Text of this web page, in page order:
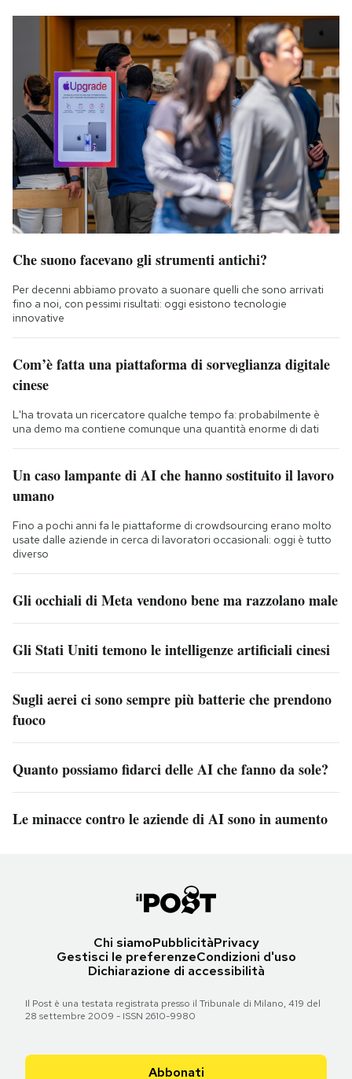
Che suono facevano gli strumenti antichi?
Per decenni abbiamo provato a suonare quelli che sono arrivati
fino a noi, con pessimi risultati: oggi esistono tecnologie
innovative
Com’è fatta una piattaforma di sorveglianza digitale
cinese
L'ha trovata un ricercatore qualche tempo fa: probabilmente è
una demo ma contiene comunque una quantità enorme di dati
Un caso lampante di AI che hanno sostituito il lavoro
umano
Fino a pochi anni fa le piattaforme di crowdsourcing erano molto
usate dalle aziende in cerca di lavoratori occasionali: oggi è tutto
diverso
Gli occhiali di Meta vendono bene ma razzolano male
Gli Stati Uniti temono le intelligenze artificiali cinesi
Sugli aerei ci sono sempre più batterie che prendono
fuoco
Quanto possiamo fidarci delle AI che fanno da sole?
Le minacce contro le aziende di AI sono in aumento
Chi siamoPubblicitàPrivacy
Gestisci le preferenzeCondizioni d'uso
Dichiarazione di accessibilità
Il Post è una testata registrata presso il Tribunale di Milano, 419 del
28 settembre 2009 - ISSN 2610-9980
Abbonati